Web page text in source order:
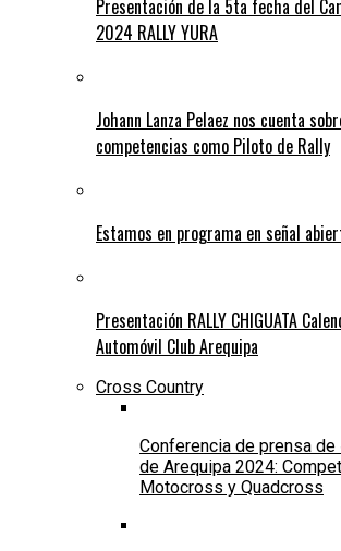
Presentación de la 5ta fecha del
2024 RALLY YURA
Johann Lanza Pelaez nos cuenta
competencias como Piloto de Rally
Estamos en programa en señal
Presentación RALLY CHIGUATA
Automóvil Club Arequipa
Cross Country
Conferencia de prensa de
de Arequipa 2024:
Motocross y Quadcross